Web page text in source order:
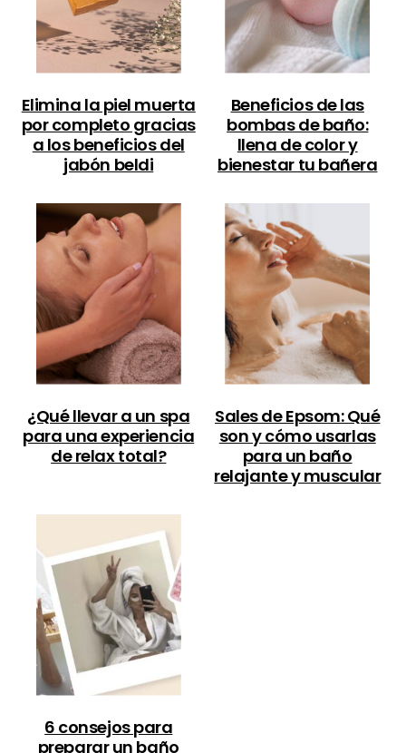
Elimina la piel muerta
por completo gracias
a los beneficios del
jabón beldi
Beneficios de las
bombas de baño:
llena de color y
bienestar tu bañera
¿Qué llevar a un spa
para una experiencia
de relax total?
Sales de Epsom: Qué
son y cómo usarlas
para un baño
relajante y muscular
6 consejos para
preparar un baño